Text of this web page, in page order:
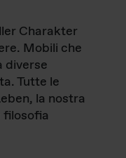
Charakter
Mobili che
diverse
Tutte le
la nostra
filosofia